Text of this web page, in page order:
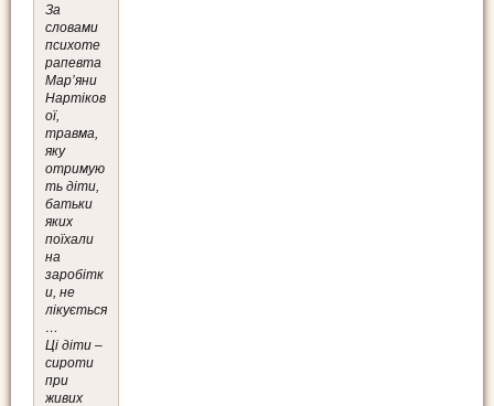
За
словами
психоте
рапевта
Мар’яни
Нартіков
ої,
травма,
яку
отримую
ть діти,
батьки
яких
поїхали
на
заробітк
и, не
лікується
…
Ці діти –
сироти
при
живих